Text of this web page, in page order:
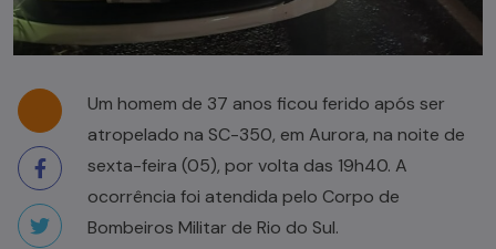
Um homem de 37 anos ficou ferido após ser
atropelado na SC-350, em Aurora, na noite de
sexta-feira (05), por volta das 19h40. A
ocorrência foi atendida pelo Corpo de
Bombeiros Militar de Rio do Sul.